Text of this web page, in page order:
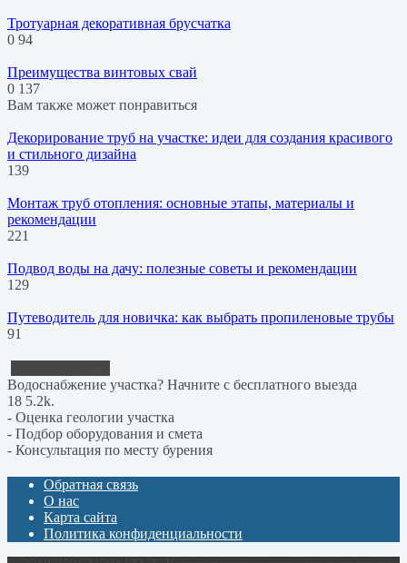
Тротуарная декоративная брусчатка
0 94
Преимущества винтовых свай
0 137
Вам также может понравиться
Декорирование труб на участке: идеи для создания красивого
и стильного дизайна
139
Монтаж труб отопления: основные этапы, материалы и
рекомендации
221
Подвод воды на дачу: полезные советы и рекомендации
129
Путеводитель для новичка: как выбрать пропиленовые трубы
91
Водоснабжение участка? Начните с бесплатного выезда
18 5.2k.
- Оценка геологии участка
- Подбор оборудования и смета
- Консультация по месту бурения
Обратная связь
О нас
Карта сайта
Политика конфиденциальности